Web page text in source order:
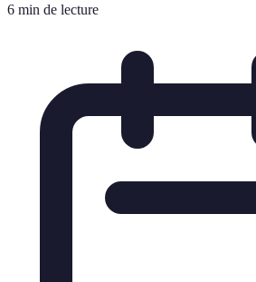
6 min de lecture